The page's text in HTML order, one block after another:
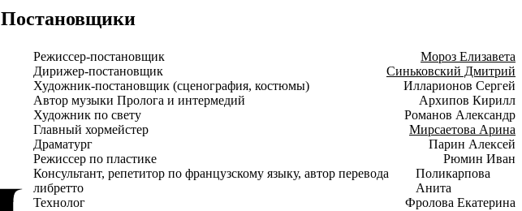
возлюбленные и его творчество.
Постановщики
Режиссер-постановщик
Мороз Елизавета
Дирижер-постановщик
Синьковский Дмитрий
Художник-постановщик (сценография, костюмы)
Илларионов Сергей
Автор музыки Пролога и интермедий
Архипов Кирилл
Художник по свету
Романов Александр
Главный хормейстер
Мирсаетова Арина
Драматург
Парин Алексей
Режиссер по пластике
Рюмин Иван
Консультант, репетитор по французскому языку, автор перевода
либретто
Поликарпова
Анита
Технолог
Фролова Екатерина